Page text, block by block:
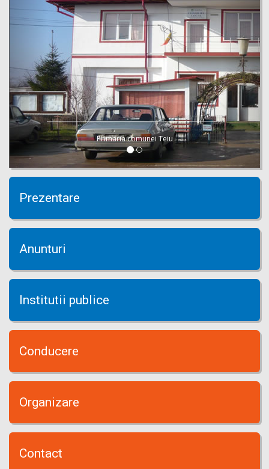
Primaria comunei Teiu
Prezentare
Anunturi
Institutii publice
Conducere
Organizare
Contact